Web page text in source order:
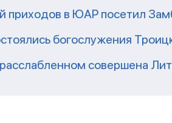
приходов в ЮАР посетил
богослужения
совершена